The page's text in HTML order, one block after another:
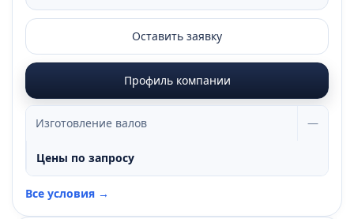
Оставить заявку
Профиль компании
Изготовление валов —
Цены по запросу
Все условия →